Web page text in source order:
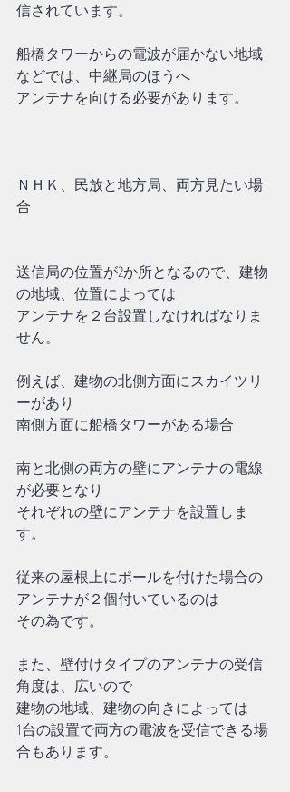
信されています。
船橋タワーからの電波が届かない地域
などでは、中継局のほうへ
アンテナを向ける必要があります。
ＮＨＫ、民放と地方局、両方見たい場
合
送信局の位置が2か所となるので、建物
の地域、位置によっては
アンテナを２台設置しなければなりま
せん。
例えば、建物の北側方面にスカイツリ
ーがあり
南側方面に船橋タワーがある場合
南と北側の両方の壁にアンテナの電線
が必要となり
それぞれの壁にアンテナを設置しま
す。
従来の屋根上にポールを付けた場合の
アンテナが２個付いているのは
その為です。
また、壁付けタイプのアンテナの受信
角度は、広いので
建物の地域、建物の向きによっては
1台の設置で両方の電波を受信できる場
合もあります。